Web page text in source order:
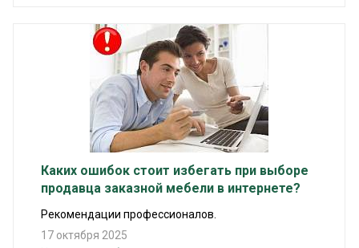
Каких ошибок стоит избегать при выборе
продавца заказной мебели в интернете?
Рекомендации профессионалов.
17 октября 2025